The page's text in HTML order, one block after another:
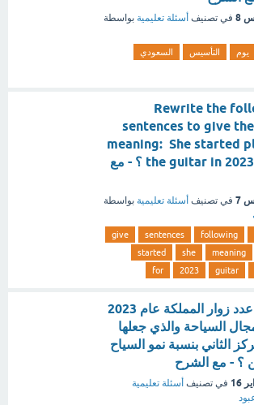
8 في تصنيف أسئلة تعليمية بواسطة
يوم التأسيس
السعودي
Rewrite the
sentences to give
meaning: She started
the guitar in 2023. (for) ؟ - مع
7 في تصنيف أسئلة تعليمية بواسطة
following
sentences
give
meaning
she
started
guitar
2023
for
كم بلغ عدد زوار المملكة عام 2023
السياحة والذي جعلها
الثاني بنسبة نمو السياح
؟ - مع الشرح
16 في تصنيف أسئلة تعليمية